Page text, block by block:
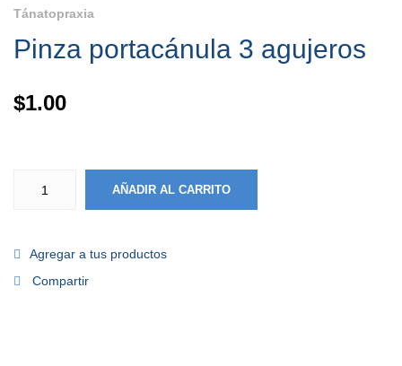
Tánatopraxia
Pinza portacánula 3 agujeros
$1.00
AÑADIR AL CARRITO
Agregar a tus productos
Compartir